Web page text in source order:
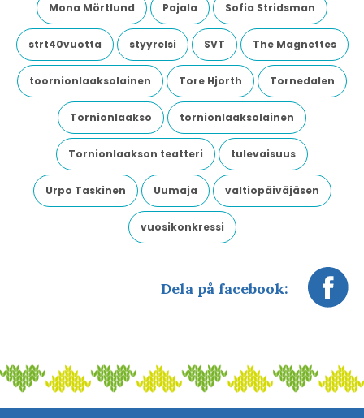
Mona Mörtlund Pajala Sofia Stridsman
strt40vuotta styyrelsi SVT The Magnettes
toornionlaaksolainen Tore Hjorth Tornedalen
Tornionlaakso tornionlaaksolainen
Tornionlaakson teatteri tulevaisuus
Urpo Taskinen Uumaja valtiopäiväjäsen
vuosikonkressi
Dela på facebook: